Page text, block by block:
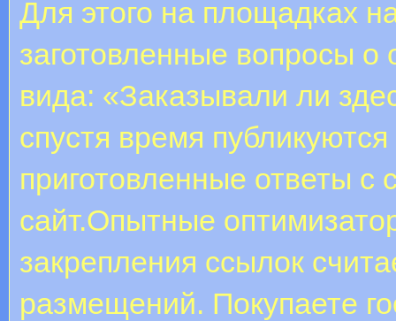
Для этого на площадках
заготовленные вопросы о
вида: «Заказывали ли
спустя время
приготовленные ответы с
сайт.Опытные
закрепления ссылок
размещений. Покупаете